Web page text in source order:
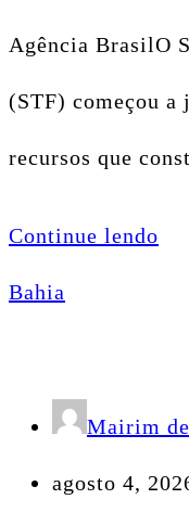
Agência BrasilO
(STF) começou a
recursos que
Continue lendo
Bahia
Mairim
agosto 4,